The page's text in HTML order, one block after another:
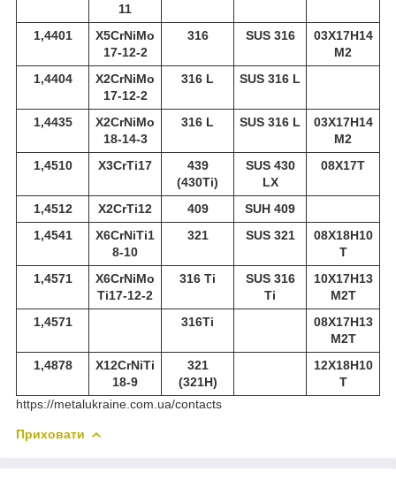
11
1,4401
X5CrNiMo
17-12-2
316 SUS 316
03Х17Н14
М2
1,4404
X2CrNiMo
17-12-2
316 L SUS 316 L
1,4435
X2CrNiMo
18-14-3
316 L SUS 316 L
03Х17Н14
М2
1,4510
X3CrTi17
439
(430Ti)
SUS 430
LX
08Х17Т
1,4512 X2CrTi12 409
SUH 409
1,4541
X6CrNiTi1
8-10
321 SUS 321
08Х18Н10
Т
1,4571
X6CrNiMo
Ti17-12-2
316 Ti
SUS 316
Ti
10Х17Н13
М2Т
1,4571
316Ti
08Х17Н13
М2Т
1,4878
X12CrNiTi
18-9
321
(321Н)
12Х18Н10
Т
https://metalukraine.com.ua/contacts
Приховати